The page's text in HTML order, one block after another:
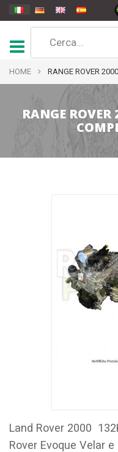
HOME RANGE ROVER
RANGE
Land Rover 2000
Rover Evoque Velar